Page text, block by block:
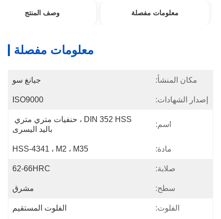
معلومات مفصلة وصف المنتج
معلومات مفصلة
مكان المنشأ: جيانغ سو
إصدار الشهادات: ISO9000
اسم:
DIN 352 HSS ، حنفيات متري متري
باليد اليسرى
مادة: HSS-4341 ، M2 ، M35
صلابة: 62-66HRC
سطح: مشرق
الفلوت: الفلوت المستقيم